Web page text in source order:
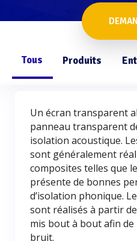
Tous Produits
Un écran transparent
panneau transparent
isolation acoustique.
sont généralement
composites telles que
présente de bonnes
d’isolation phonique.
sont réalisés à partir
mis bout à bout afin
bruit.